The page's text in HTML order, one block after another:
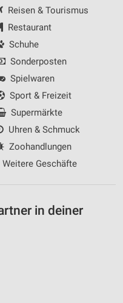
Reisen & Tourismus
Restaurant
Schuhe
Sonderposten
Spielwaren
Sport & Freizeit
Supermärkte
Uhren & Schmuck
Zoohandlungen
Weitere Geschäfte
in deiner